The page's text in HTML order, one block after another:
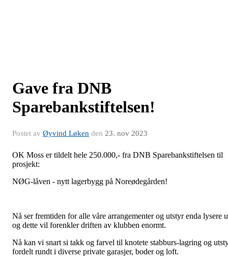
Gave fra DNB
Sparebankstiftelsen!
Postet av Øyvind Løken den 23. nov 2023
OK Moss er tildelt hele 250.000,- fra DNB Sparebankstiftelsen til
prosjekt:
NØG-låven - nytt lagerbygg på Noreødegården!
Nå ser fremtiden for alle våre arrangementer og utstyr enda lysere
og dette vil forenkler driften av klubben enormt.
Nå kan vi snart si takk og farvel til knotete stabburs-lagring og
fordelt rundt i diverse private garasjer, boder og loft.